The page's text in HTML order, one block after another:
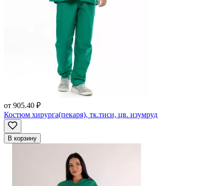
от 905.40 ₽
Костюм хирурга(пекаря), тк.тиси, цв. изумруд
В корзину